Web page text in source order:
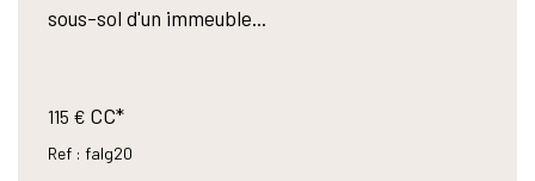
sous-sol d'un immeuble...
115 € CC*
Ref : falg20